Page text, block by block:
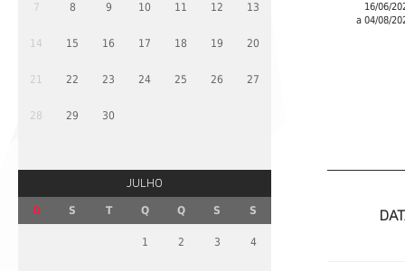
7 8 9 10 11 12 13
14 15 16 17 18 19 20
21 22 23 24 25 26 27
28 29 30
16/06/
a 04/08/
JULHO
D S T Q Q S S
1 2 3 4